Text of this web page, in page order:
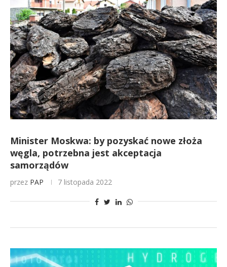
Minister Moskwa: by pozyskać nowe złoża
węgla, potrzebna jest akceptacja
samorządów
przez PAP 7 listopada 2022